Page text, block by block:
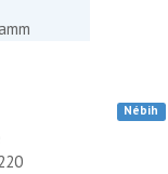
Nébih